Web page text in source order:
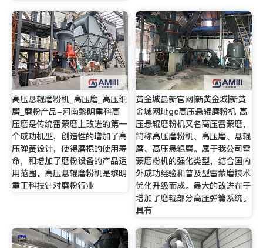
高压悬辊磨粉机_高压磨_高压细
磨_磨粉产品-河南黎明重科高
压磨是传统雷蒙磨上改进的第一
个成功机型，创造性的增加了高
压弹簧设计，使得磨棍的使用寿
命，和增加了磨粉设备的产品适
用范围。高压悬辊磨粉机是黎明
重工科技针对磨粉行业
黄金城最新官网|新黄金城|新黄
金城网址gc高压悬辊磨粉机 高
压悬辊磨粉机又名高压雷蒙磨，
简称高压磨粉机、高压磨、悬辊
磨、高压悬辊磨。属于我公司雷
蒙磨粉机的强化类型，结合国内
外成功经验和普及型雷蒙磨技术
优化升级而成。最大的改进在于
增加了磨辊部分高压弹簧系统。
具有